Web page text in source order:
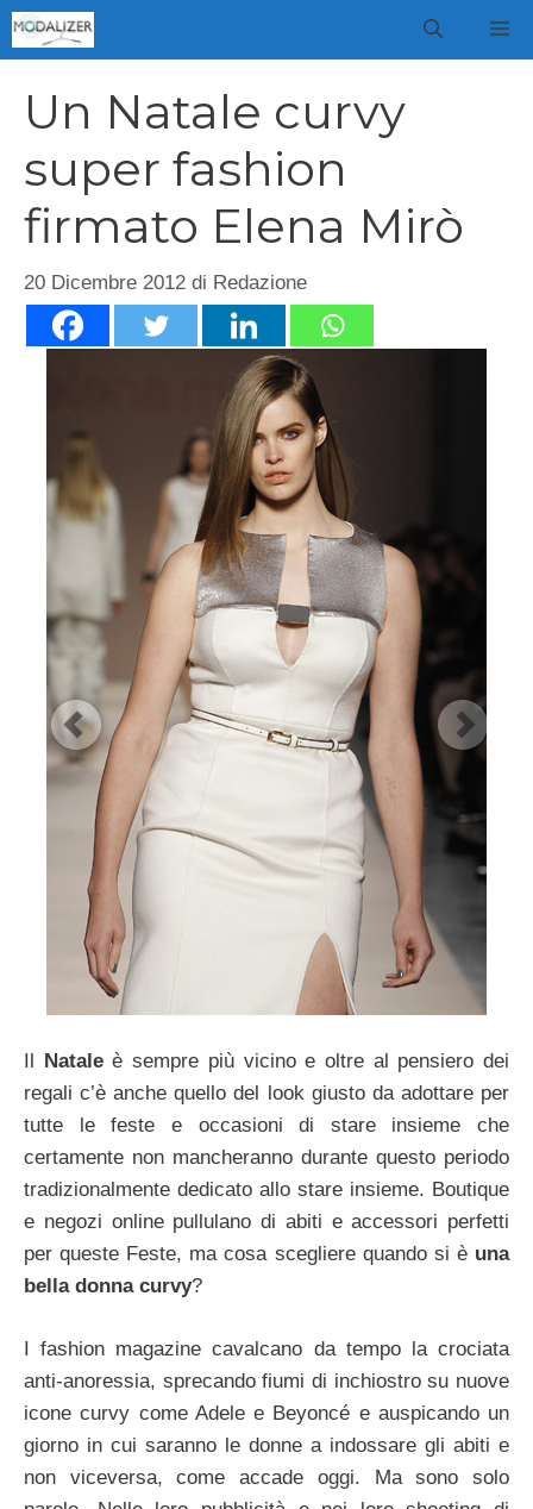
Vai
al
Un Natale curvy
super fashion
firmato Elena Mirò
20 Dicembre 2012 di Redazione
Il Nataleè sempre più vicino e oltre al pensiero dei
regali c’è anche quello del look giusto da adottare per
tutte le feste e occasioni di stare insieme che
certamente non mancheranno durante questo periodo
tradizionalmente dedicato allo stare insieme. Boutique
e negozi online pullulano di abiti e accessori perfetti
per queste Feste, ma cosa scegliere quando si è una
bella donna curvy?
I fashion magazine cavalcano da tempo la crociata
anti-anoressia, sprecando fiumi di inchiostro su nuove
icone curvy come Adele e Beyoncé e auspicando un
giorno in cui saranno le donne a indossare gli abiti e
non viceversa, come accade oggi. Ma sono solo